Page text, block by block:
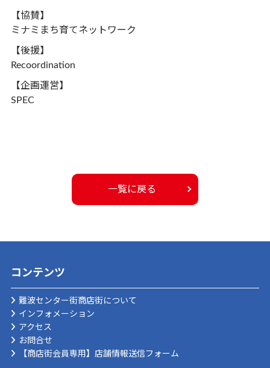
【協賛】
ミナミまち育てネットワーク
【後援】
Recoordination
【企画運営】
SPEC
一覧に戻る
コンテンツ
難波センター街商店街について
インフォメーション
アクセス
お問合せ
【商店街会員専用】店舗情報送信フォーム